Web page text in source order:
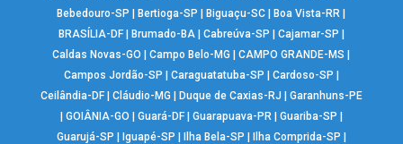
Bebedouro-SP |Bertioga-SP |Biguaçu-SC |Boa Vista-RR |
BRASÍLIA-DF| Brumado-BA| Cabreúva-SP | Cajamar-SP |
Caldas Novas-GO |Campo Belo-MG |CAMPO GRANDE-MS |
Campos Jordão-SP | Caraguatatuba-SP | Cardoso-SP |
Ceilândia-DF| Cláudio-MG | Duque de Caxias-RJ | Garanhuns-PE
| GOIÂNIA-GO | Guará-DF| Guarapuava-PR | Guariba-SP |
Guarujá-SP | Iguapé-SP | Ilha Bela-SP | Ilha Comprida-SP |